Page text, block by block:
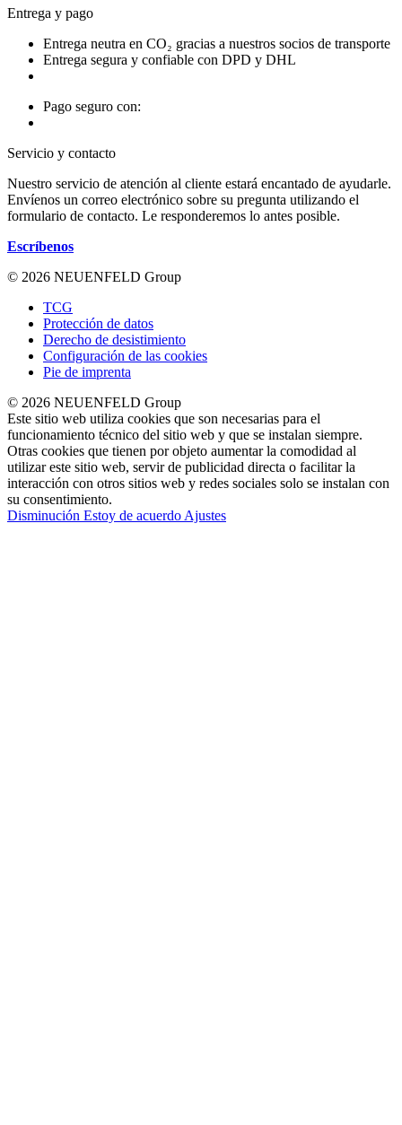
Entrega y pago
Entrega neutra en CO₂ gracias a nuestros socios de transporte
Entrega segura y confiable con DPD y DHL
Pago seguro con:
Servicio y contacto
Nuestro servicio de atención al cliente estará encantado de ayudarle.
Envíenos un correo electrónico sobre su pregunta utilizando el
formulario de contacto. Le responderemos lo antes posible.
Escríbenos
© 2026 NEUENFELD Group
TCG
Protección de datos
Derecho de desistimiento
Configuración de las cookies
Pie de imprenta
© 2026 NEUENFELD Group
Este sitio web utiliza cookies que son necesarias para el
funcionamiento técnico del sitio web y que se instalan siempre.
Otras cookies que tienen por objeto aumentar la comodidad al
utilizar este sitio web, servir de publicidad directa o facilitar la
interacción con otros sitios web y redes sociales solo se instalan con
su consentimiento.
Disminución Estoy de acuerdo Ajustes